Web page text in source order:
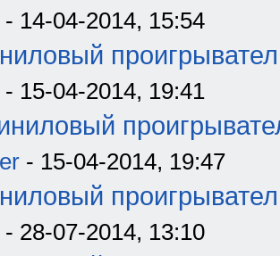
- 14-04-2014, 15:54
- 15-04-2014, 19:41
- 15-04-2014, 19:47
- 28-07-2014, 13:10